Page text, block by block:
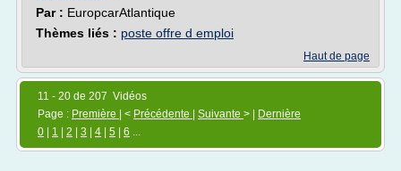
Par : EuropcarAtlantique
Thèmes liés : poste offre d emploi
Haut de page
11 - 20 de 207 Vidéos
Page : Première | < Précédente Suivante > |
Dernière
0
1 2 3 4 5 6 ...